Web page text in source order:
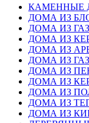
КАМЕННЫЕ
ДОМА ИЗ
ДОМА ИЗ
ДОМА ИЗ
ДОМА ИЗ
ДОМА ИЗ
ДОМА ИЗ
ДОМА ИЗ
ДОМА ИЗ
ДОМА ИЗ
ДОМА ИЗ